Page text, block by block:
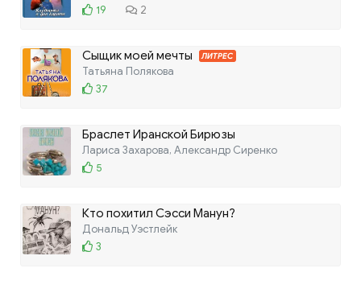
19
2
Сыщик моей мечты ЛИТРЕС
Татьяна Полякова
37
Браслет Иранской Бирюзы
Лариса Захарова, Александр Сиренко
5
Кто похитил Сэсси Манун?
Дональд Уэстлейк
3